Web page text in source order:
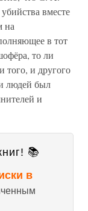
вместе
на
в тот
то ли
того, и другого
людей был
и
📚
в